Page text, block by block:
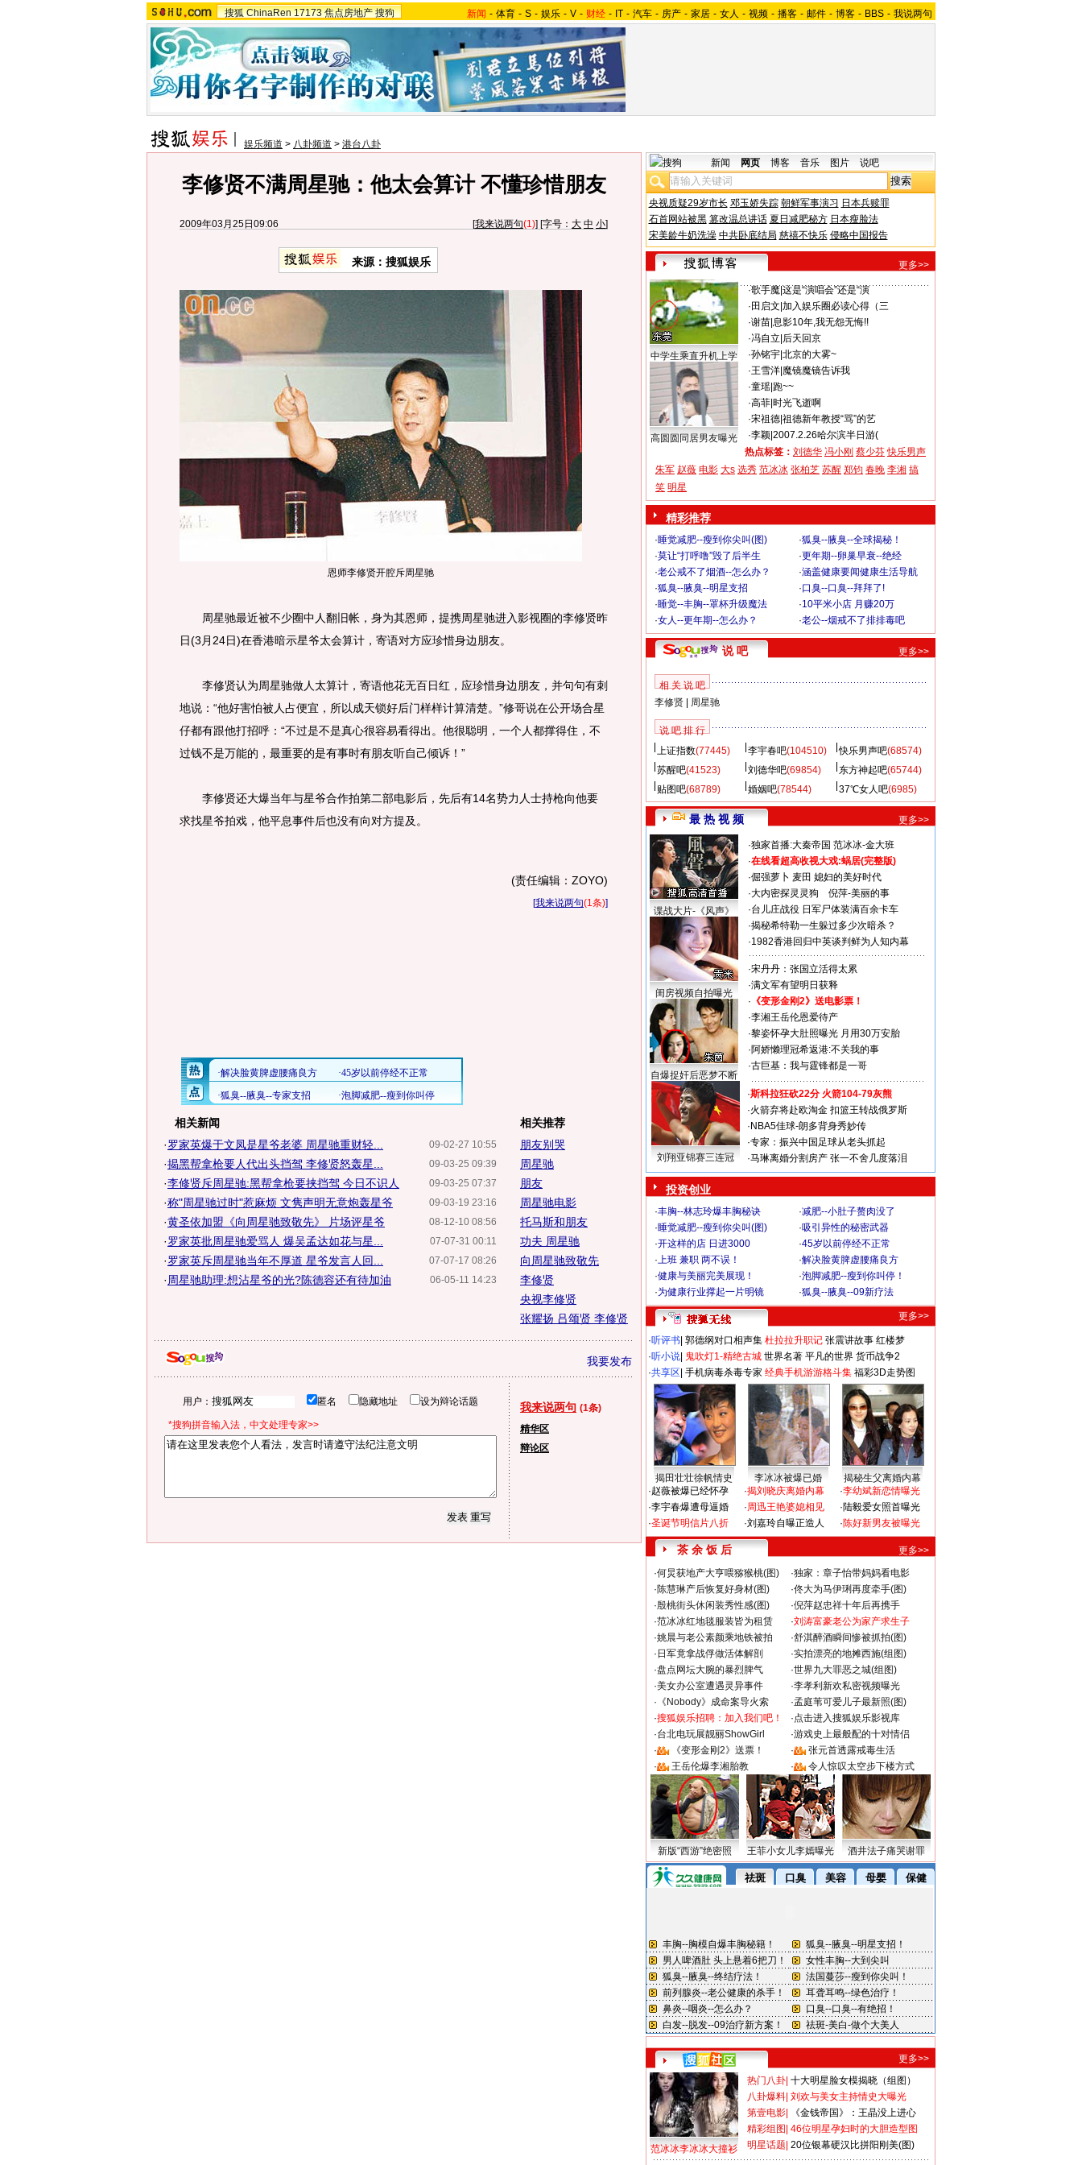
搜狐 ChinaRen 17173 焦点房地产 搜狗 新闻 - 体育 - S - 娱乐 - V - 财经 - IT - 汽车 - 房产 - 家居 - 女人 - 视频 - 播客 - 邮件 - 博客 - BBS - 我说两句
娱乐频道 > 八卦频道 > 港台八卦
李修贤不满周星驰：他太会算计 不懂珍惜朋友
2009年03月25日09:06 [我来说两句(1)] [字号： 大 中 小]
来源：搜狐娱乐
恩师李修贤开腔斥周星驰
周星驰最近被不少圈中人翻旧帐，身为其恩师，提携周星驰进入影视圈的李修贤昨
日(3月24日)在香港暗示星爷太会算计，寄语对方应珍惜身边朋友。
李修贤认为周星驰做人太算计，寄语他花无百日红，应珍惜身边朋友，并句句有刺
地说：“他好害怕被人占便宜，所以成天锁好后门样样计算清楚。”修哥说在公开场合星
仔都有跟他打招呼：“不过是不是真心很容易看得出。他很聪明，一个人都撑得住，不
过钱不是万能的，最重要的是有事时有朋友听自己倾诉！”
李修贤还大爆当年与星爷合作拍第二部电影后，先后有14名势力人士持枪向他要
求找星爷拍戏，他平息事件后也没有向对方提及。
(责任编辑：ZOYO)
[我来说两句(1条)]
相关新闻
09-02-27 10:55
·罗家英爆于文凤是星爷老婆 周星驰重财轻...
09-03-25 09:39
·揭黑帮拿枪要人代出头挡驾 李修贤怒轰星...
09-03-25 07:37
·李修贤斥周星驰:黑帮拿枪要挟挡驾 今日不识人
09-03-19 23:16
·称"周星驰过时"惹麻烦 文隽声明无意炮轰星爷
08-12-10 08:56
·黄圣依加盟《向周星驰致敬先》 片场评星爷
07-07-31 00:11
·罗家英批周星驰爱骂人 爆吴孟达如花与星...
07-07-17 08:26
·罗家英斥周星驰当年不厚道 星爷发言人回...
06-05-11 14:23
· 周星驰助理:想沾星爷的光?陈德容还有待加油
相关推荐
朋友别哭
周星驰
朋友
周星驰电影
托马斯和朋友
功夫 周星驰
向周星驰致敬先
李修贤
央视李修贤
张耀扬 吕颂贤 李修贤
我要发布
用户： 匿名 隐藏地址 设为辩论话题
*搜狗拼音输入法，中文处理专家>>
我来说两句 (1条)
精华区
辩论区
新闻 网页 博客 音乐 图片 说吧
央视质疑29岁市长 邓玉娇失踪 朝鲜军事演习 日本兵赎罪
石首网站被黑 篡改温总讲话 夏日减肥秘方 日本瘦脸法
宋美龄牛奶洗澡 中共卧底结局 慈禧不快乐 侵略中国报告
更多>>
中学生乘直升机上学
高圆圆同居男友曝光
·歌手魔| 这是“演唱会”还是“演
· 田启文 加入娱乐圈必读心得（三
·谢苗| 息影10年,我无怨无悔!!
·冯自立 后天回京
·孙铭宇| 北京的大雾~
·王雪洋| 魔镜魔镜告诉我
·童瑶| 跑~~
·高菲| 时光飞逝啊
·宋祖德| 祖德新年教授“骂”的艺
·李颖| 2007.2.26哈尔滨半日游(
热点标签： 刘德华 冯小刚 蔡少芬 快乐男声
朱军 赵薇 电影 大s 选秀 范冰冰 张柏芝 苏醒 郑钧 春晚 李湘 搞
笑 明星
精彩推荐
·睡觉减肥--瘦到你尖叫(图) ·狐臭--腋臭--全球揭秘！
·莫让“打呼噜”毁了后半生 ·更年期--卵巢早衰--绝经
·老公戒不了烟酒--怎么办？ ·涵盖健康要闻健康生活导航
·狐臭--腋臭--明星支招 ·口臭--口臭--拜拜了!
·睡觉--丰胸--罩杯升级魔法 ·10平米小店 月赚20万
·女人--更年期--怎么办？ ·老公--烟戒不了排排毒吧
说 吧 更多>>
相 关 说 吧
李修贤| 周星驰
说 吧 排 行
上证指数(77445) 李宇春吧(104510) 快乐男声吧(68574)
苏醒吧(41523) 刘德华吧(69854) 东方神起吧(65744)
贴图吧(68789) 婚姻吧(78544) 37℃女人吧(6985)
最 热 视 频 更多>>
谍战大片-《风声》
闺房视频自拍曝光
自爆捉奸后恶梦不断
·独家首播:大秦帝国 范冰冰-金大班
·在线看超高收视大戏:蜗居(完整版)
·倔强萝卜 麦田 媳妇的美好时代
·大内密探灵灵狗
倪萍-美丽的事
·台儿庄战役 日军尸体装满百余卡车
·揭秘希特勒一生躲过多少次暗杀？
·1982香港回归中英谈判鲜为人知内幕
·宋丹丹：张国立活得太累
·满文军有望明日获释
· 《变形金刚2》送电影票！
·李湘王岳伦恩爱待产
·黎姿怀孕大肚照曝光 月用30万安胎
·阿娇懒理冠希返港:不关我的事
·古巨基：我与霆锋都是一哥
刘翔亚锦赛三连冠
·斯科拉狂砍22分 火箭104-79灰熊
·火箭弃将赴欧淘金 扣篮王转战俄罗斯
· NBA5佳球-朗多背身秀妙传
·专家：振兴中国足球从老头抓起
·马琳离婚分割房产 张一不舍几度落泪
投资创业
·丰胸--林志玲爆丰胸秘诀 ·减肥--小肚子赘肉没了
·睡觉减肥--瘦到你尖叫(图) ·吸引异性的秘密武器
·开这样的店 日进3000 ·45岁以前停经不正常
·上班 兼职 两不误！ ·解决脸黄脾虚腰痛良方
·健康与美丽完美展现！ ·泡脚减肥--瘦到你叫停！
·为健康行业撑起一片明镜 ·狐臭--腋臭--09新疗法
更多>>
·听评书 郭德纲对口相声集 杜拉拉升职记 张震讲故事 红楼梦
·听小说 鬼吹灯1-精绝古城 世界名著 平凡的世界 货币战争2
·共享区 手机病毒杀毒专家 经典手机游游格斗集 福彩3D走势图
揭田壮壮徐帆情史 李冰冰被爆已婚
揭秘生父离婚内幕
·赵薇被爆已经怀孕
·李宇春爆遭母逼婚
·圣诞节明信片八折
·揭刘晓庆离婚内幕
·周迅王艳婆媳相见
·刘嘉玲自曝正造人
·李幼斌新恋情曝光
·陆毅爱女照首曝光
·陈好新男友被曝光
茶 余 饭 后
更多>>
·何炅获地产大亨喂猕猴桃(图) ·独家：章子怡带妈妈看电影
·陈慧琳产后恢复好身材(图) ·佟大为马伊琍再度牵手(图)
·殷桃街头休闲装秀性感(图) ·倪萍赵忠祥十年后再携手
·范冰冰红地毯服装皆为租赁 ·刘涛富豪老公为家产求生子
·姚晨与老公素颜乘地铁被拍 ·舒淇醉酒瞬间惨被抓拍(图)
· 日军竟拿战俘做活体解剖 ·实拍漂亮的地摊西施(组图)
·盘点网坛大腕的暴烈脾气 ·世界九大罪恶之城(组图)
·美女办公室遭遇灵异事件 ·李孝利新欢私密视频曝光
· 《Nobody》成命案导火索 ·孟庭苇可爱儿子最新照(图)
·搜狐娱乐招聘：加入我们吧！ ·点击进入搜狐娱乐影视库
·台北电玩展靓丽ShowGirl ·游戏史上最般配的十对情侣
·
《变形金刚2》送票！ ·
张元首透露戒毒生活
·
王岳伦爆李湘胎教 · 令人惊叹太空步下楼方式
新版“西游”绝密照 王菲小女儿李嫣曝光 酒井法子痛哭谢罪
更多>>
范冰冰李冰冰大撞衫
热门八卦 十大明星脸女模揭晓（组图）
八卦爆料 刘欢与美女主持情史大曝光
第壹电影
《金钱帝国》：王晶没上进心
精彩组图 46位明星孕妇时的大胆造型图
明星话题 20位银幕硬汉比拼阳刚美(图)